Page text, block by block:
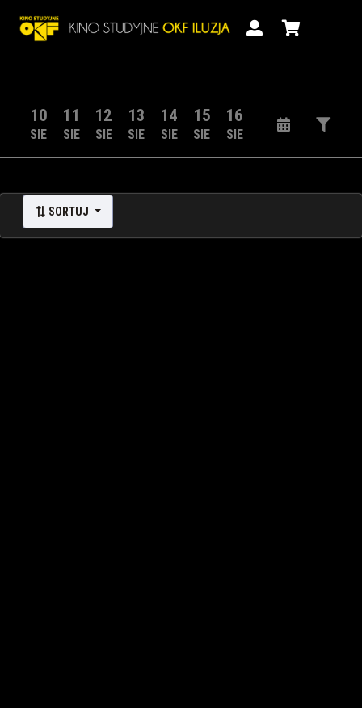
10
SIE
11
SIE
12
SIE
13
SIE
14
SIE
15
SIE
16
SIE
SORTUJ